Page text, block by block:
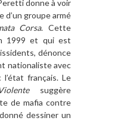
donne à voir
groupe armé
Corsa. Cette
1999 et qui est
dénonce
nationaliste avec
français. Le
suggère
de mafia contre
dessiner un